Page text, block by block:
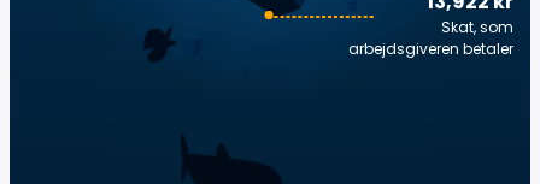
Skat, som
arbejdsgiveren betaler